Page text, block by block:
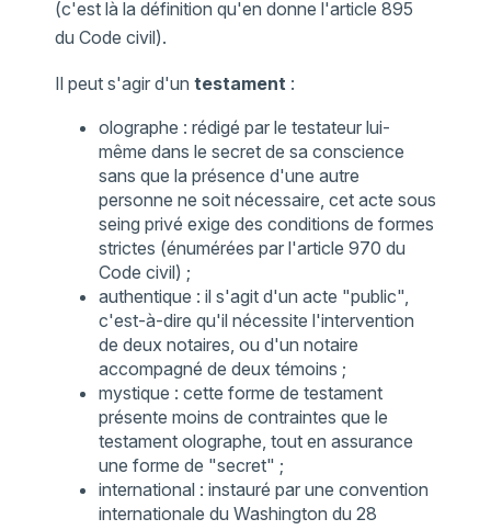
(c'est là la définition qu'en donne l'article 895
du Code civil).
Il peut s'agir d'un testament :
olographe : rédigé par le testateur lui-
même dans le secret de sa conscience
sans que la présence d'une autre
personne ne soit nécessaire, cet acte sous
seing privé exige des conditions de formes
strictes (énumérées par l'article 970 du
Code civil) ;
authentique : il s'agit d'un acte "public",
c'est-à-dire qu'il nécessite l'intervention
de deux notaires, ou d'un notaire
accompagné de deux témoins ;
mystique : cette forme de testament
présente moins de contraintes que le
testament olographe, tout en assurance
une forme de "secret" ;
international : instauré par une convention
internationale du Washington du 28